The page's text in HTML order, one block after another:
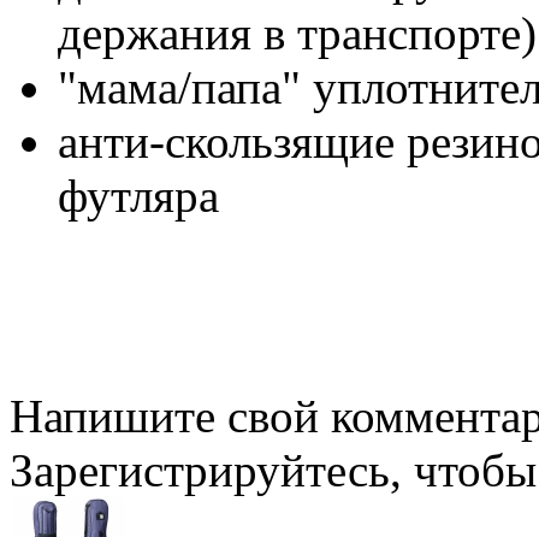
держания в транспорте)
"мама/папа"
анти-скользящие
футляра
Напишите свой
Зарегистрируйтесь,